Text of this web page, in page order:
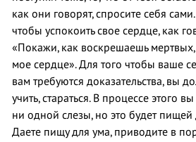
как они говорят, спросите себя
чтобы успокоить свое сердце, как
«Покажи, как воскрешаешь
мое сердце». Для того чтобы ваше
вам требуются доказательства, вы
учить, стараться. В процессе этого
ни одной слезы, но это будет пищей
Даете пищу для ума, приводите в